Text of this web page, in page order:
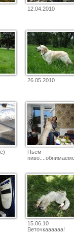
12.04.2010
26.05.2010
Пьем
15.06.10
Веточкаааааа!